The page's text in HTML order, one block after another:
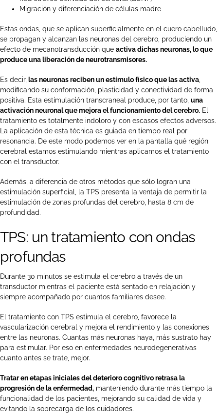
Migración y diferenciación de células madre
Estas ondas, que se aplican superficialmente en el cuero cabelludo,
se propagan y alcanzan las neuronas del cerebro, produciendo un
efecto de mecanotransducción que activa dichas neuronas, lo que
produce una liberación de neurotransmisores.
Es decir, las neuronas reciben un estímulo físico que las activa
modificando su conformación, plasticidad y conectividad de forma
positiva. Esta estimulación transcraneal produce, por tanto, una
activación neuronal que mejora el funcionamiento del cerebro. El
tratamiento es totalmente indoloro y con escasos efectos adversos.
La aplicación de esta técnica es guiada en tiempo real por
resonancia. De este modo podemos ver en la pantalla qué región
cerebral estamos estimulando mientras aplicamos el tratamiento
con el transductor.
Además, a diferencia de otros métodos que sólo logran una
estimulación superficial, la TPS presenta la ventaja de permitir la
estimulación de zonas profundas del cerebro, hasta 8 cm de
profundidad.
TPS: un tratamiento con ondas
profundas
Durante 30 minutos se estimula el cerebro a través de un
transductor mientras el paciente está sentado en relajación y
siempre acompañado por cuantos familiares desee.
El tratamiento con TPS estimula el cerebro, favorece la
vascularización cerebral y mejora el rendimiento y las conexiones
entre las neuronas. Cuantas más neuronas haya, más sustrato hay
para estimular. Por eso en enfermedades neurodegenerativas
cuanto antes se trate, mejor.
Tratar en etapas iniciales del deterioro cognitivo retrasa la
progresión de la enfermedad, manteniendo durante más tiempo la
funcionalidad de los pacientes, mejorando su calidad de vida y
evitando la sobrecarga de los cuidadores.